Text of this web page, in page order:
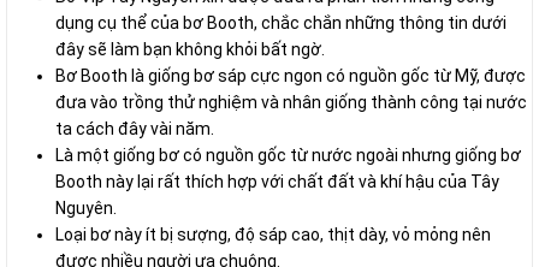
dụng cụ thể của bơ Booth, chắc chắn những thông tin dưới
đây sẽ làm bạn không khỏi bất ngờ.
Bơ Booth là giống bơ sáp cực ngon có nguồn gốc từ Mỹ, được
đưa vào trồng thử nghiệm và nhân giống thành công tại nước
ta cách đây vài năm.
Là một giống bơ có nguồn gốc từ nước ngoài nhưng giống bơ
Booth này lại rất thích hợp với chất đất và khí hậu của Tây
Nguyên.
Loại bơ này ít bị sượng, độ sáp cao, thịt dày, vỏ mỏng nên
được nhiều người ưa chuộng.